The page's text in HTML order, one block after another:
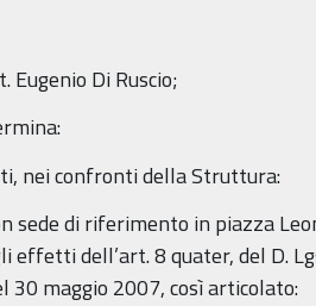
Di Ruscio;
nei confronti della Struttura:
di riferimento in piazza
effetti dell’art. 8 quater, del D.
maggio 2007, così articolato: